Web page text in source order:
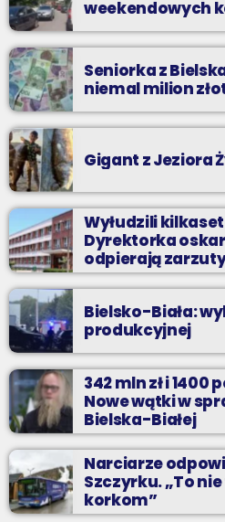
weekendowych
Seniorka z
niemal milion
Gigant z Jeziora
Wyłudzili
Dyrektorka
odpierają
Bielsko-Biała:
produkcyjnej
342 mln zł i
Nowe wątki w
Bielska-Białej
Narciarze
Szczyrku. „To
korkom”